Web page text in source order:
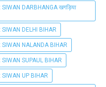
SIWAN DARBHANGA खगड़िया
SIWAN DELHI BIHAR
SIWAN NALANDA BIHAR
SIWAN SUPAUL BIHAR
SIWAN UP BIHAR